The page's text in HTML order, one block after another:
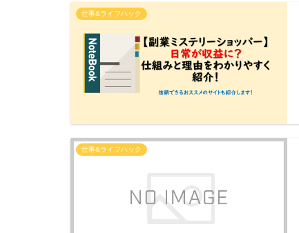
仕事&ライフハック
仕事&ライフハック